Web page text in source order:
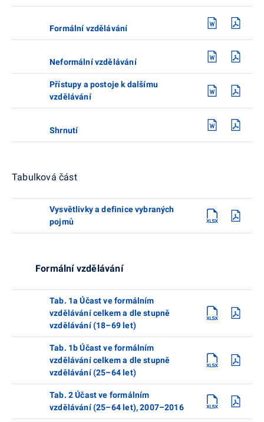
Formální vzdělávání
Neformální vzdělávání
Přístupy a postoje k dalšímu
vzdělávání
Shrnutí
Tabulková část
Vysvětlivky a definice vybraných
pojmů
Formální vzdělávání
Tab. 1a Účast ve formálním
vzdělávání celkem a dle stupně
vzdělávání (18–69 let)
Tab. 1b Účast ve formálním
vzdělávání celkem a dle stupně
vzdělávání (25–64 let)
Tab. 2 Účast ve formálním
vzdělávání (25–64 let), 2007–2016